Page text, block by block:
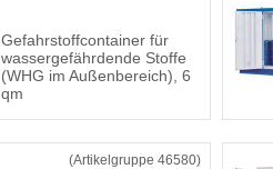
Gefahrstoffcontainer für
wassergefährdende Stoffe
(WHG im Außenbereich), 6
qm
(Artikelgruppe 46580)